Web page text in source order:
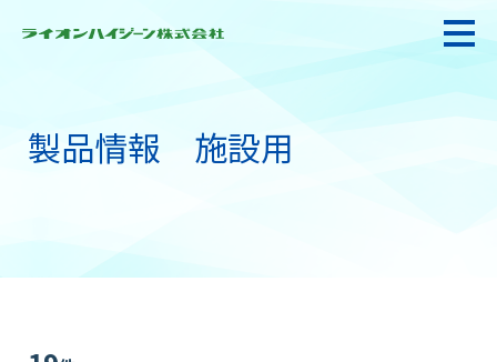
私たちの強み・使命
製品情報 施設用